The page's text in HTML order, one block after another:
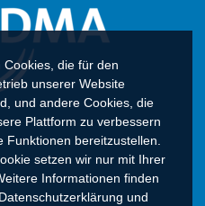
Cookies, die für den
unserer Website
und andere Cookies, die
Plattform zu verbessern
Funktionen bereitzustellen.
setzen wir nur mit Ihrer
Informationen finden
und